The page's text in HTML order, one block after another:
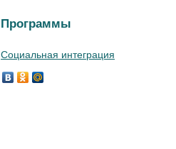
Программы
Социальная интеграция